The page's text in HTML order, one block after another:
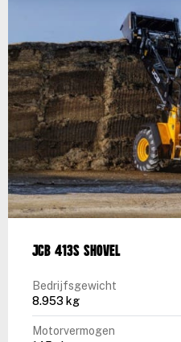
JCB 413S shovel
Bedrijfsgewicht
8.953 kg
Motorvermogen